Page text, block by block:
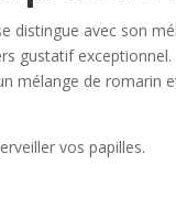
distingue avec son
gustatif
mélange de romarin
vos papilles.